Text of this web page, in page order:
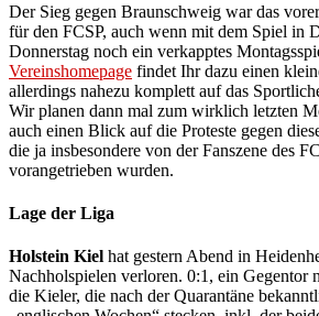
Der Sieg gegen Braunschweig war das
für den FCSP, auch wenn mit dem Spiel in
Donnerstag noch ein verkapptes
Vereinshomepage findet Ihr dazu einen
allerdings nahezu komplett auf das
Wir planen dann mal zum wirklich letzten
auch einen Blick auf die Proteste gegen
die ja insbesondere von der Fanszene des
vorangetrieben wurden.
Lage der Liga
Holstein Kiel hat gestern Abend in
Nachholspielen verloren. 0:1, ein Gegentor
die Kieler, die nach der Quarantäne